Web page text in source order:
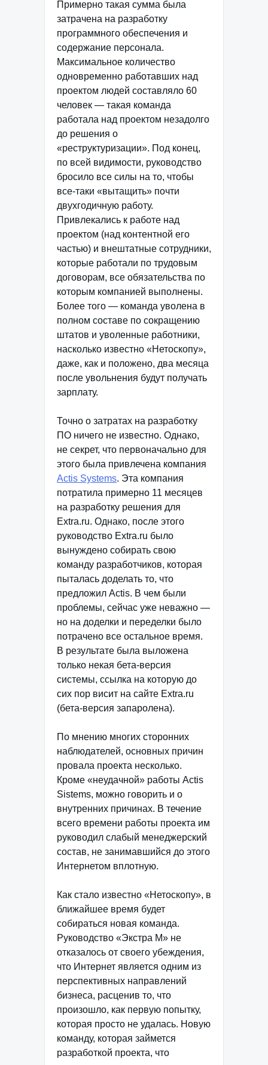
Примерно такая сумма была
затрачена на разработку
программного обеспечения и
содержание персонала.
Максимальное количество
одновременно работавших над
проектом людей составляло 60
человек — такая команда
работала над проектом незадолго
до решения о
«реструктуризации». Под конец,
по всей видимости, руководство
бросило все силы на то, чтобы
все-таки «вытащить» почти
двухгодичную работу.
Привлекались к работе над
проектом (над контентной его
частью) и внештатные сотрудники,
которые работали по трудовым
договорам, все обязательства по
которым компанией выполнены.
Более того — команда уволена в
полном составе по сокращению
штатов и уволенные работники,
насколько известно «Нетоскопу»,
даже, как и положено, два месяца
после увольнения будут получать
зарплату.
Точно о затратах на разработку
ПО ничего не известно. Однако,
не секрет, что первоначально для
этого была привлечена компания
Actis Systems. Эта компания
потратила примерно 11 месяцев
на разработку решения для
Extra.ru. Однако, после этого
руководство Extra.ru было
вынуждено собирать свою
команду разработчиков, которая
пыталась доделать то, что
предложил Actis. В чем были
проблемы, сейчас уже неважно —
но на доделки и переделки было
потрачено все остальное время.
В результате была выложена
только некая бета-версия
системы, ссылка на которую до
сих пор висит на сайте Extra.ru
(бета-версия запаролена).
По мнению многих сторонних
наблюдателей, основных причин
провала проекта несколько.
Кроме «неудачной» работы Actis
Sistems, можно говорить и о
внутренних причинах. В течение
всего времени работы проекта им
руководил слабый менеджерский
состав, не занимавшийся до этого
Интернетом вплотную.
Как стало известно «Нетоскопу», в
ближайшее время будет
собираться новая команда.
Руководство «Экстра М» не
отказалось от своего убеждения,
что Интернет является одним из
перспективных направлений
бизнеса, расценив то, что
произошло, как первую попытку,
которая просто не удалась. Новую
команду, которая займется
разработкой проекта, что